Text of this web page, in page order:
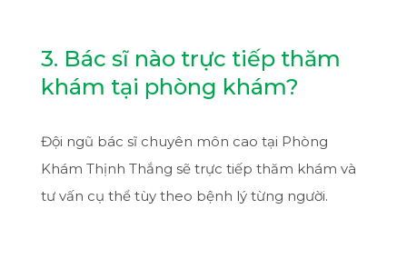
3. Bác sĩ nào trực tiếp thăm
khám tại phòng khám?
Đội ngũ bác sĩ chuyên môn cao tại Phòng
Khám Thịnh Thắng sẽ trực tiếp thăm khám và
tư vấn cụ thể tùy theo bệnh lý từng người.